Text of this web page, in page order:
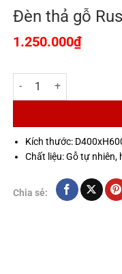
Đèn thả gỗ
1.250.000₫
Đèn thả gỗ Rustic trang
Kích thước:
Chất liệu: Gỗ tự nhiên,
Chia sẻ: